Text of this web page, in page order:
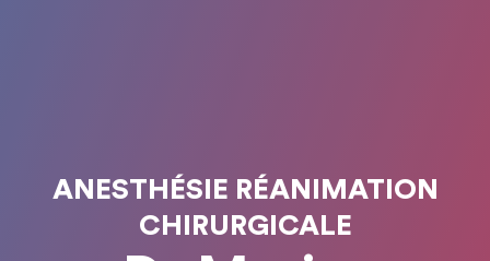
ANESTHÉSIE RÉANIMATION
CHIRURGICALE